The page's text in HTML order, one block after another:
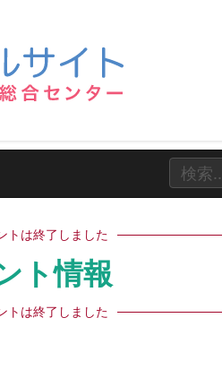
トは終了しました
ト情報
トは終了しました